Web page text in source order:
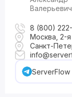
Валерьевич
8 (800)
Москва, 2-
Санкт-